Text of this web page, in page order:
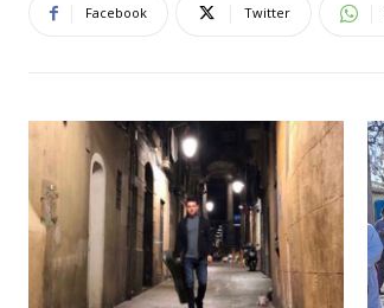
Facebook Twitter